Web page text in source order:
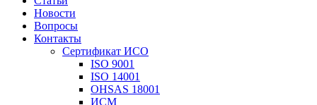
Новости
Вопросы
Контакты
Сертификат ИСО
ISO 9001
ISO 14001
OHSAS 18001
ИСМ